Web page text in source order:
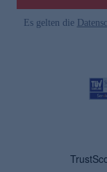
Es gelten die